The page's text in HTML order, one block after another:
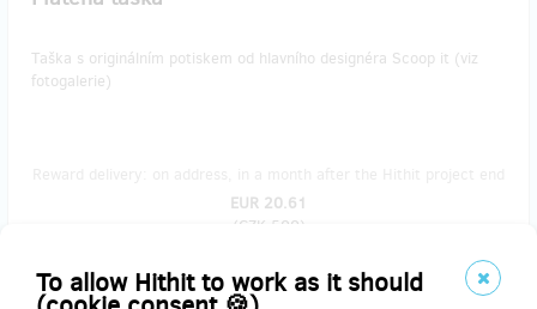
To allow Hithit to work as it should
Taška s originálním potiskem od hlavního designéra Scoop it (viz
fotogalerie)
EUR 20.61
(CZK 500)